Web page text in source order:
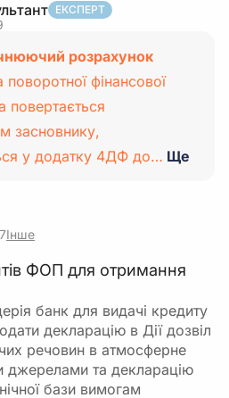
ЕКСПЕРТ
розрахунок
фінансової
повертається
засновнику,
у додатку 4ДФ до… Ще
Інше
ФОП для отримання
банк для видачі кредиту
декларацію в Дії дозвіл
речовин в атмосферне
джерелами та декларацію
бази вимогам